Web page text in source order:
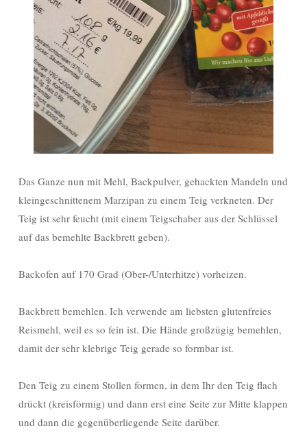
Das Ganze nun mit Mehl, Backpulver, gehackten Mandeln und
kleingeschnittenem Marzipan zu einem Teig verkneten. Der
Teig ist sehr feucht (mit einem Teigschaber aus der Schlüssel
auf das bemehlte Backbrett geben).
Backofen auf 170 Grad (Ober-/Unterhitze) vorheizen.
Backbrett bemehlen. Ich verwende am liebsten glutenfreies
Reismehl, weil es so fein ist. Die Hände großzügig bemehlen,
damit der sehr klebrige Teig gerade so formbar ist.
Den Teig zu einem Stollen formen, in dem Ihr den Teig flach
drückt (kreisförmig) und dann erst eine Seite zur Mitte klappen
und dann die gegenüberliegende Seite darüber.